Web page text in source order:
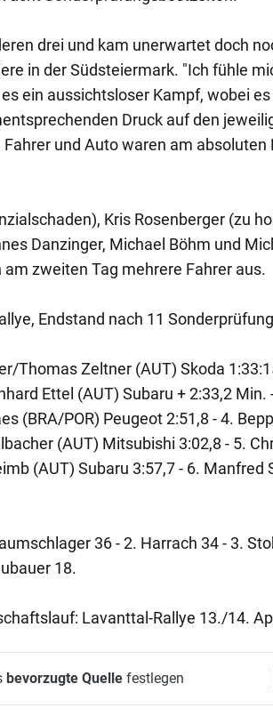
drei und kam unerwartet doch
in der Südsteiermark. "Ich fühle
ein aussichtsloser Kampf, wobei
Druck auf den
und Auto waren am absoluten
Kris Rosenberger (zu
Danzinger, Michael Böhm und
zweiten Tag mehrere Fahrer aus.
Endstand nach 11
Thomas Zeltner (AUT) Skoda
Ettel (AUT) Subaru + 2:33,2 Min.
(BRA/POR) Peugeot 2:51,8 - 4.
(AUT) Mitsubishi 3:02,8 - 5.
(AUT) Subaru 3:57,7 - 6. Manfred
36 - 2. Harrach 34 - 3.
18.
Lavanttal-Rallye 13./14.
bevorzugte Quellefestlegen